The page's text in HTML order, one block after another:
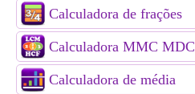
Calculadora de frações
Calculadora MMC MDC
Calculadora de média